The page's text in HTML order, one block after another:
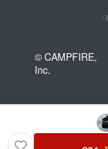
© CAMPFIRE,
Inc.